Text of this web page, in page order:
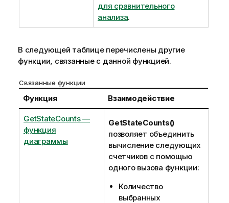
для сравнительного
анализа.
В следующей таблице перечислены другие
функции, связанные с данной функцией.
Связанные функции
Функция Взаимодействие
GetStateCounts —
функция
диаграммы
GetStateCounts()
позволяет объединить
вычисление следующих
счетчиков с помощью
одного вызова функции:
Количество
выбранных